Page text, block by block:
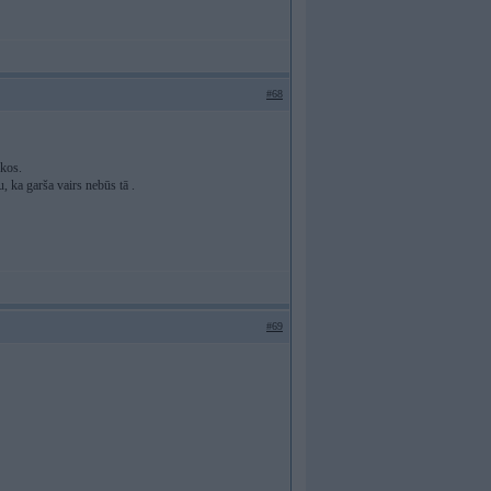
#68
ka garša vairs nebūs tā .
#69